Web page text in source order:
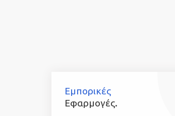
Εμπορικές
Εφαρμογές.